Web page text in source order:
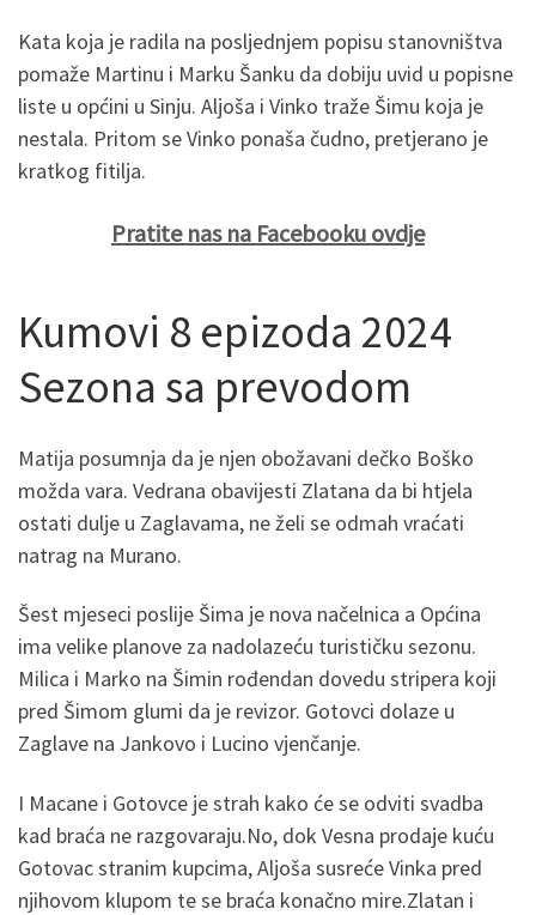
Kata koja je radila na posljednjem popisu stanovništva
pomaže Martinu i Marku Šanku da dobiju uvid u popisne
liste u općini u Sinju. Aljoša i Vinko traže Šimu koja je
nestala. Pritom se Vinko ponaša čudno, pretjerano je
kratkog fitilja.
Pratite nas na Facebooku ovdje
Kumovi 8 epizoda 2024
Sezona sa prevodom
Matija posumnja da je njen obožavani dečko Boško
možda vara. Vedrana obavijesti Zlatana da bi htjela
ostati dulje u Zaglavama, ne želi se odmah vraćati
natrag na Murano.
Šest mjeseci poslije Šima je nova načelnica a Općina
ima velike planove za nadolazeću turističku sezonu.
Milica i Marko na Šimin rođendan dovedu stripera koji
pred Šimom glumi da je revizor. Gotovci dolaze u
Zaglave na Jankovo i Lucino vjenčanje.
I Macane i Gotovce je strah kako će se odviti svadba
kad braća ne razgovaraju.No, dok Vesna prodaje kuću
Gotovac stranim kupcima, Aljoša susreće Vinka pred
njihovom klupom te se braća konačno mire.Zlatan i